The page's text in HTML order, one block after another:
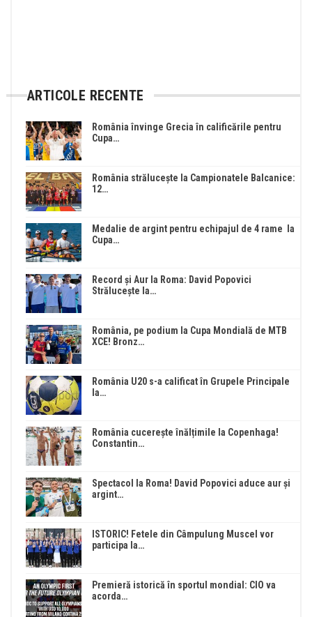
ARTICOLE RECENTE
România învinge Grecia în calificările pentru
Cupa…
România strălucește la Campionatele Balcanice:
12…
Medalie de argint pentru echipajul de 4 rame la
Cupa…
Record și Aur la Roma: David Popovici
Strălucește la…
România, pe podium la Cupa Mondială de MTB
XCE! Bronz…
România U20 s-a calificat în Grupele Principale
la…
România cucerește înălțimile la Copenhaga!
Constantin…
Spectacol la Roma! David Popovici aduce aur și
argint…
ISTORIC! Fetele din Câmpulung Muscel vor
participa la…
Premieră istorică în sportul mondial: CIO va
acorda…